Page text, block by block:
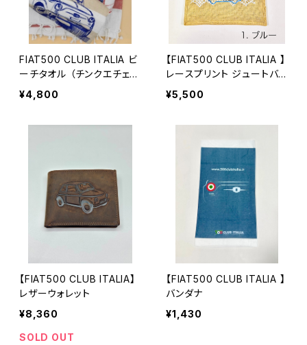
FIAT500 CLUB ITALIA ビ
ーチタオル （チンクエチェン
ト）
¥4,800
【FIAT500 CLUB ITALIA 】
レースプリント ジュートバッ
ク
¥5,500
【FIAT500 CLUB ITALIA】
レザーウォレット
¥8,360
SOLD OUT
【FIAT500 CLUB ITALIA 】
バンダナ
¥1,430